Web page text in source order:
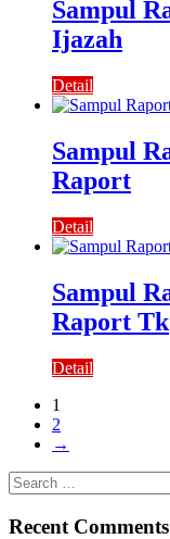
Sampul
Ijazah
Detail
Sampul
Raport
Detail
Sampul
Raport Tk
Detail
1
2
→
Search
for:
Recent Comments